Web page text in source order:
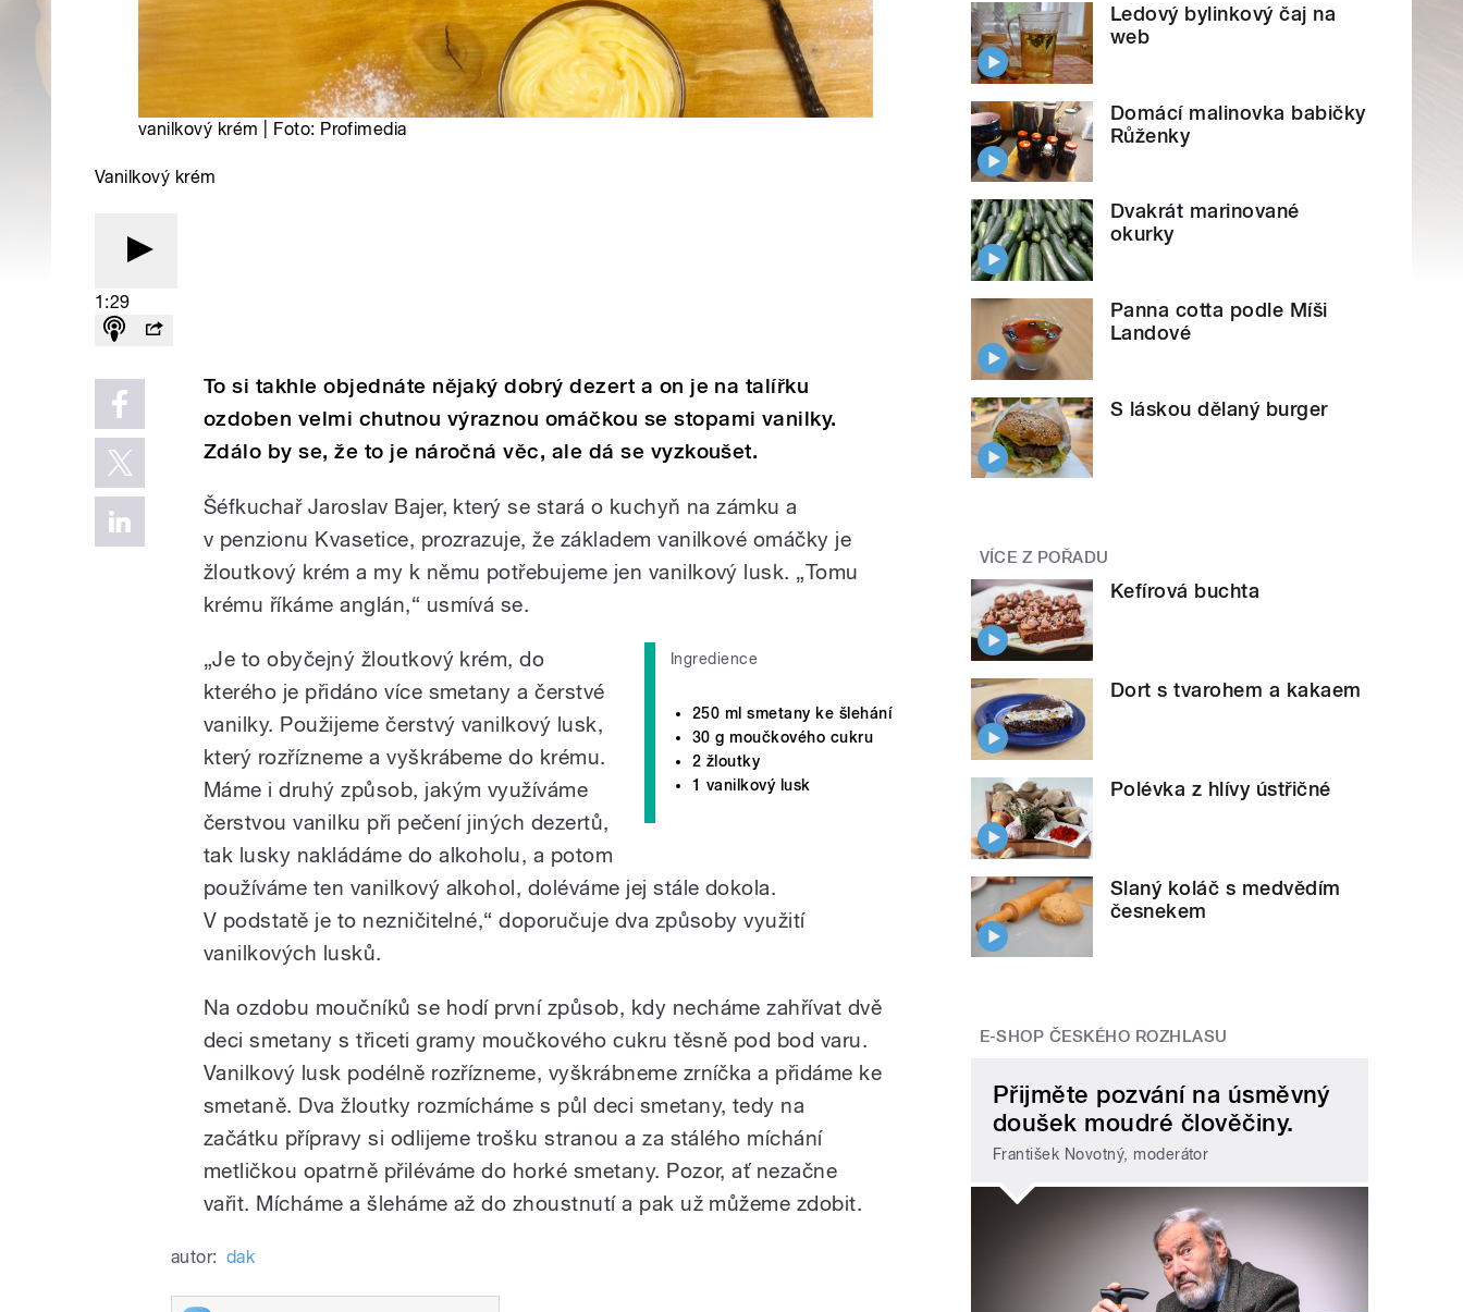
vanilkový krém | Foto: Profimedia
Vanilkový krém
1:29
To si takhle objednáte nějaký dobrý dezert a on je na talířku
ozdoben velmi chutnou výraznou omáčkou se stopami vanilky.
Zdálo by se, že to je náročná věc, ale dá se vyzkoušet.
Šéfkuchař Jaroslav Bajer, který se stará o kuchyň na zámku a
v penzionu Kvasetice, prozrazuje, že základem vanilkové omáčky je
žloutkový krém a my k němu potřebujeme jen vanilkový lusk. „Tomu
krému říkáme anglán,“ usmívá se.
Ingredience
250 ml smetany ke šlehání
30 g moučkového cukru
2 žloutky
1 vanilkový lusk
„Je to obyčejný žloutkový krém, do
kterého je přidáno více smetany a čerstvé
vanilky. Použijeme čerstvý vanilkový lusk,
který rozřízneme a vyškrábeme do krému.
Máme i druhý způsob, jakým využíváme
čerstvou vanilku při pečení jiných dezertů,
tak lusky nakládáme do alkoholu, a potom
používáme ten vanilkový alkohol, doléváme jej stále dokola.
V podstatě je to nezničitelné,“ doporučuje dva způsoby využití
vanilkových lusků.
Na ozdobu moučníků se hodí první způsob, kdy necháme zahřívat dvě
deci smetany s třiceti gramy moučkového cukru těsně pod bod varu.
Vanilkový lusk podélně rozřízneme, vyškrábneme zrníčka a přidáme ke
smetaně. Dva žloutky rozmícháme s půl deci smetany, tedy na
začátku přípravy si odlijeme trošku stranou a za stálého míchání
metličkou opatrně přiléváme do horké smetany. Pozor, ať nezačne
vařit. Mícháme a šleháme až do zhoustnutí a pak už můžeme zdobit.
autor: dak
Ledový bylinkový čaj na
web
Domácí malinovka babičky
Růženky
Dvakrát marinované
okurky
Panna cotta podle Míši
Landové
S láskou dělaný burger
VÍCE Z POŘADU
Kefírová buchta
Dort s tvarohem a kakaem
Polévka z hlívy ústřičné
Slaný koláč s medvědím
česnekem
E-SHOP ČESKÉHO ROZHLASU
Přijměte pozvání na úsměvný
doušek moudré člověčiny.
František Novotný, moderátor